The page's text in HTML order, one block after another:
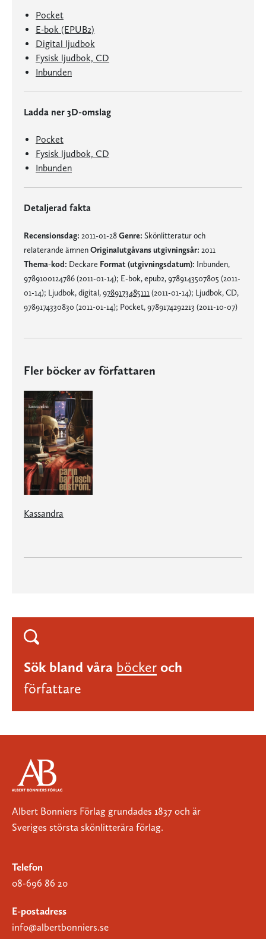
Pocket
E-bok (EPUB2)
Digital ljudbok
Fysisk ljudbok, CD
Inbunden
Ladda ner 3D-omslag
Pocket
Fysisk ljudbok, CD
Inbunden
Detaljerad fakta
Recensionsdag: 2011-01-28Genre: Skönlitteratur och
relaterande ämnenOriginalutgåvans utgivningsår: 2011
Thema-kod: Deckare Format (utgivningsdatum): Inbunden,
9789100124786 (2011-01-14); E-bok, epub2, 9789143507805 (2011-
01-14); Ljudbok, digital,9789173485111 (2011-01-14); Ljudbok, CD,
9789174330830 (2011-01-14); Pocket, 9789174292213 (2011-10-07)
Fler böcker av författaren
Kassandra
Sök bland våra böcker och
författare
Albert Bonniers Förlag grundades 1837 och är
Sveriges största skönlitterära förlag.
Telefon
08-696 86 20
E-postadress
info@albertbonniers.se